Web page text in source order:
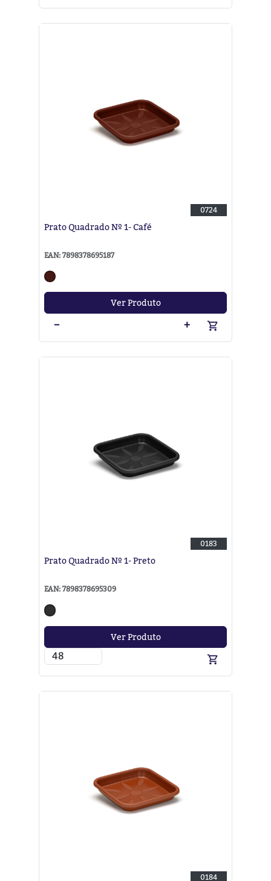
0724
Prato Quadrado Nº 1- Café
EAN: 7898378695187
Ver Produto
− +
0183
Prato Quadrado Nº 1- Preto
EAN: 7898378695309
Ver Produto
0184